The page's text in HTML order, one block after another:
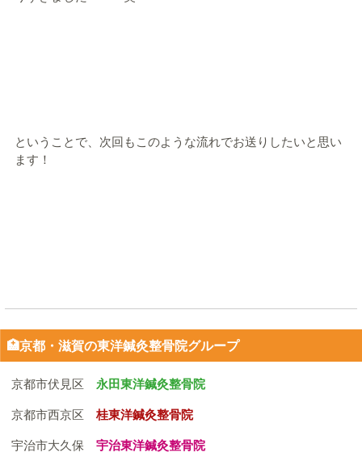
ということで、次回もこのような流れでお送りしたいと思い
ます！
🏥京都・滋賀の東洋鍼灸整骨院グループ
京都市伏見区 永田東洋鍼灸整骨院
京都市西京区 桂東洋鍼灸整骨院
宇治市大久保 宇治東洋鍼灸整骨院